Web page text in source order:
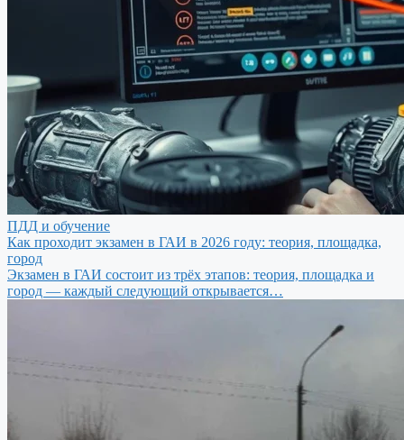
ПДД и обучение
Как проходит экзамен в ГАИ в 2026 году: теория, площадка,
город
Экзамен в ГАИ состоит из трёх этапов: теория, площадка и
город — каждый следующий открывается…